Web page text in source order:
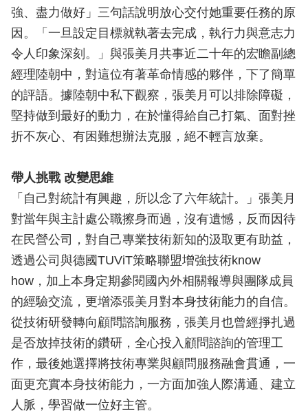
強、盡力做好」三句話說明放心交付她重要任務的原
因。「一旦設定目標就執著去完成，執行力與意志力
令人印象深刻。」與張美月共事近二十年的宏瞻副總
經理陸朝中，對這位有著革命情感的夥伴，下了簡單
的評語。據陸朝中私下觀察，張美月可以排除障礙，
堅持做到最好的動力，在於懂得給自己打氣、面對挫
折不灰心、有困難想辦法克服，絕不輕言放棄。
帶人挑戰 改變思維
「自己對統計有興趣，所以念了六年統計。」張美月
對當年與主計處公職擦身而過，沒有遺憾，反而因待
在民營公司，對自己專業技術新知的汲取更有助益，
透過公司與德國TUViT策略聯盟增強技術know
how，加上本身定期參閱國內外相關報導與團隊成員
的經驗交流，更增添張美月對本身技術能力的自信。
從技術研發轉向顧問諮詢服務，張美月也曾經掙扎過
是否放掉技術的鑽研，全心投入顧問諮詢的管理工
作，最後她選擇將技術專業與顧問服務融會貫通，一
面更充實本身技術能力，一方面加強人際溝通、建立
人脈，學習做一位好主管。